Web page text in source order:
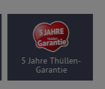
5 Jahre Thüllen-
Garantie